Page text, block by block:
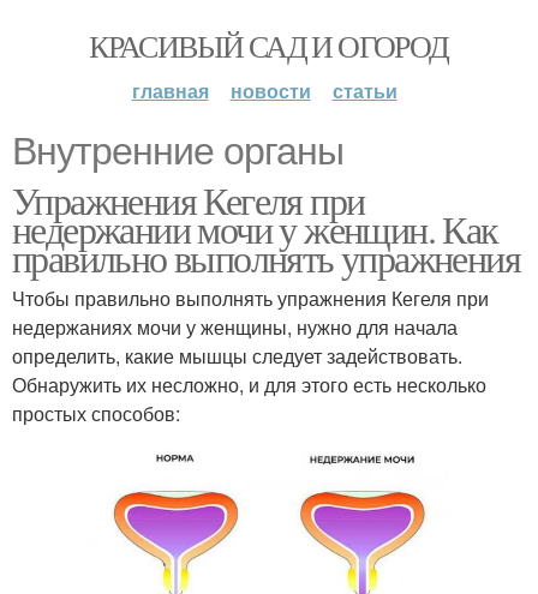
КРАСИВЫЙ САД И ОГОРОД
главная новости статьи
Внутренние органы
Упражнения Кегеля при
недержании мочи у женщин. Как
правильно выполнять упражнения
Чтобы правильно выполнять упражнения Кегеля при
недержаниях мочи у женщины, нужно для начала
определить, какие мышцы следует задействовать.
Обнаружить их несложно, и для этого есть несколько
простых способов: